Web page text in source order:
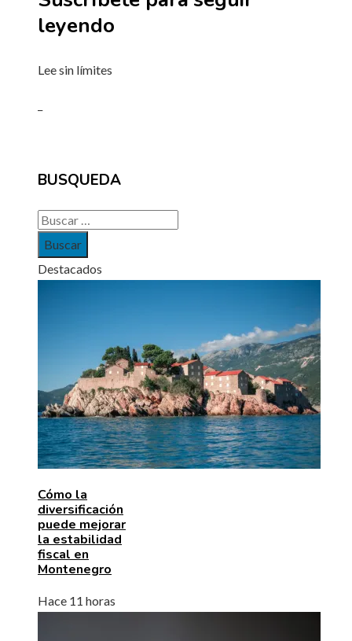
leyendo
Lee sin límites
BUSQUEDA
Buscar:
Destacados
Cómo la
diversificación
puede mejorar
la estabilidad
fiscal en
Montenegro
Hace 11 horas